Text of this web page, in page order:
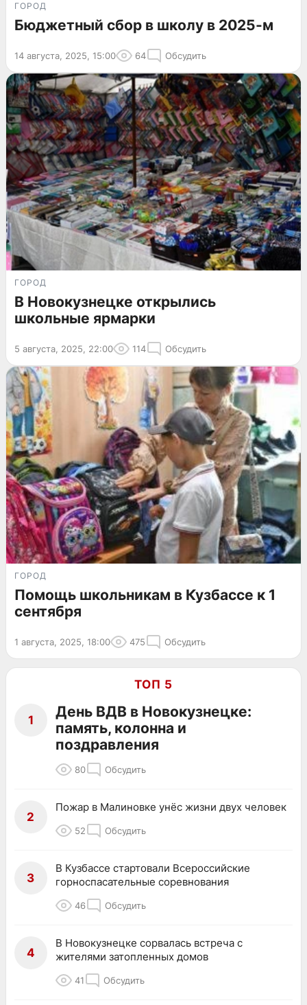
ГОРОД
Бюджетный сбор в школу в 2025-м
14 августа, 2025, 15:00 64 Обсудить
ГОРОД
В Новокузнецке открылись
школьные ярмарки
5 августа, 2025, 22:00 114 Обсудить
ГОРОД
Помощь школьникам в Кузбассе к 1
сентября
1 августа, 2025, 18:00 475 Обсудить
ТОП 5
1
День ВДВ в Новокузнецке:
память, колонна и
поздравления
80 Обсудить
2
Пожар в Малиновке унёс жизни двух человек
52 Обсудить
3
В Кузбассе стартовали Всероссийские
горноспасательные соревнования
46 Обсудить
4
В Новокузнецке сорвалась встреча с
жителями затопленных домов
41 Обсудить